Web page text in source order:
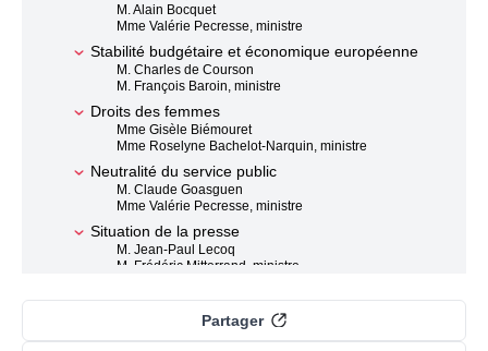
M. Alain Bocquet
Mme Valérie Pecresse, ministre
Stabilité budgétaire et économique européenne
M. Charles de Courson
M. François Baroin, ministre
Droits des femmes
Mme Gisèle Biémouret
Mme Roselyne Bachelot-Narquin, ministre
Neutralité du service public
M. Claude Goasguen
Mme Valérie Pecresse, ministre
Situation de la presse
M. Jean-Paul Lecoq
M. Frédéric Mitterrand, ministre
Mme Roselyne Bachelot-Narquin, ministre
Partager